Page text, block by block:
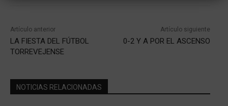
Artículo anterior
LA FIESTA DEL FÚTBOL
TORREVEJENSE
Artículo siguiente
0-2 Y A POR EL ASCENSO
NOTICIAS RELACIONADAS